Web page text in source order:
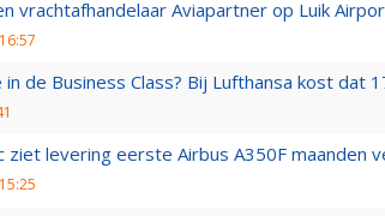
vrachtafhandelaar Aviapartner op Luik
de Business Class? Bij Lufthansa kost dat
ziet levering eerste Airbus A350F maanden